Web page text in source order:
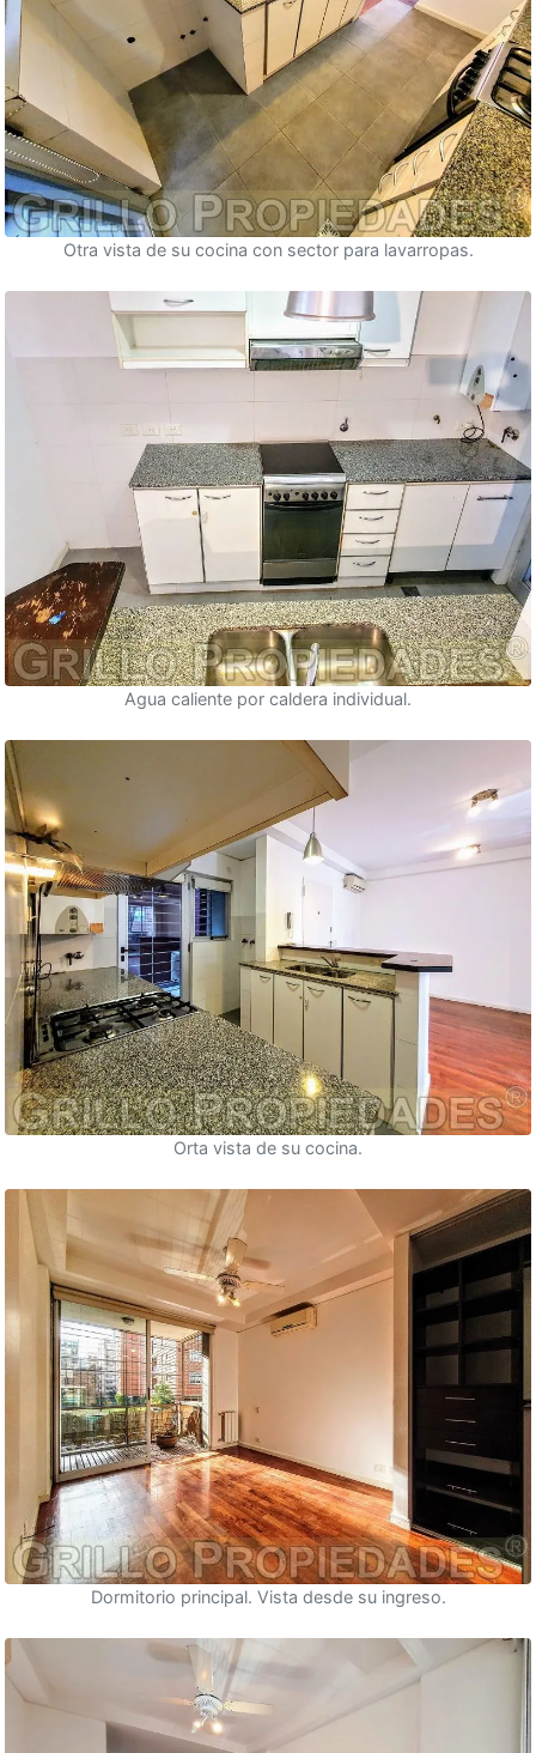
Otra vista de su cocina con sector para lavarropas.
Agua caliente por caldera individual.
Orta vista de su cocina.
Dormitorio principal. Vista desde su ingreso.